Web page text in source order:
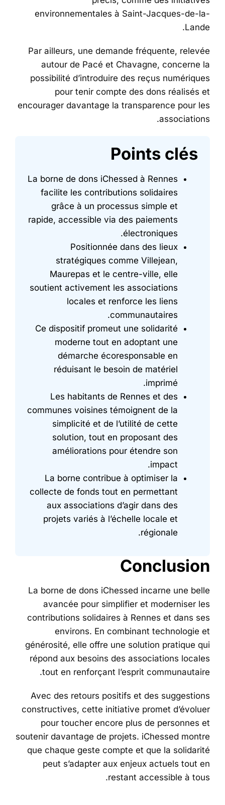
environnementales à Saint-Jacques-de-la-
Lande.
Par ailleurs, une demande fréquente, relevée
autour de Pacé et Chavagne, concerne la
possibilité d’introduire des reçus numériques
pour tenir compte des dons réalisés et
encourager davantage la transparence pour les
associations.
Points clés
La borne de dons iChessed à Rennes
facilite les contributions solidaires
grâce à un processus simple et
rapide, accessible via des paiements
électroniques.
Positionnée dans des lieux
stratégiques comme Villejean,
Maurepas et le centre-ville, elle
soutient activement les associations
locales et renforce les liens
communautaires.
Ce dispositif promeut une solidarité
moderne tout en adoptant une
démarche écoresponsable en
réduisant le besoin de matériel
imprimé.
Les habitants de Rennes et des
communes voisines témoignent de la
simplicité et de l’utilité de cette
solution, tout en proposant des
améliorations pour étendre son
impact.
La borne contribue à optimiser la
collecte de fonds tout en permettant
aux associations d’agir dans des
projets variés à l’échelle locale et
régionale.
Conclusion
La borne de dons iChessed incarne une belle
avancée pour simplifier et moderniser les
contributions solidaires à Rennes et dans ses
environs. En combinant technologie et
générosité, elle offre une solution pratique qui
répond aux besoins des associations locales
tout en renforçant l’esprit communautaire.
Avec des retours positifs et des suggestions
constructives, cette initiative promet d’évoluer
pour toucher encore plus de personnes et
soutenir davantage de projets. iChessed montre
que chaque geste compte et que la solidarité
peut s’adapter aux enjeux actuels tout en
restant accessible à tous.